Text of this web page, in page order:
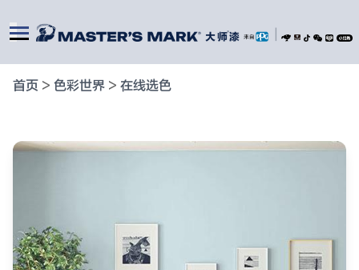
首页 > 色彩世界 > 在线选色